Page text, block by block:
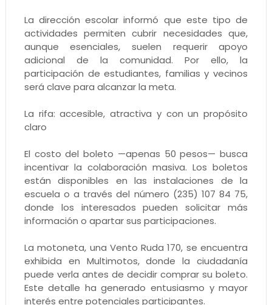
La dirección escolar informó que este tipo de
actividades permiten cubrir necesidades que,
aunque esenciales, suelen requerir apoyo
adicional de la comunidad. Por ello, la
participación de estudiantes, familias y vecinos
será clave para alcanzar la meta.
La rifa: accesible, atractiva y con un propósito
claro
El costo del boleto —apenas 50 pesos— busca
incentivar la colaboración masiva. Los boletos
están disponibles en las instalaciones de la
escuela o a través del número (235) 107 84 75,
donde los interesados pueden solicitar más
información o apartar sus participaciones.
La motoneta, una Vento Ruda 170, se encuentra
exhibida en Multimotos, donde la ciudadanía
puede verla antes de decidir comprar su boleto.
Este detalle ha generado entusiasmo y mayor
interés entre potenciales participantes.